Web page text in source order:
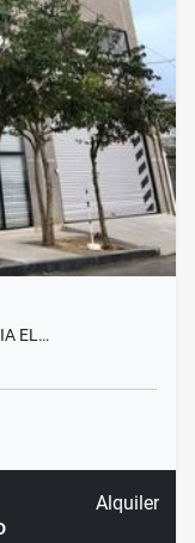
EL…
Alquiler